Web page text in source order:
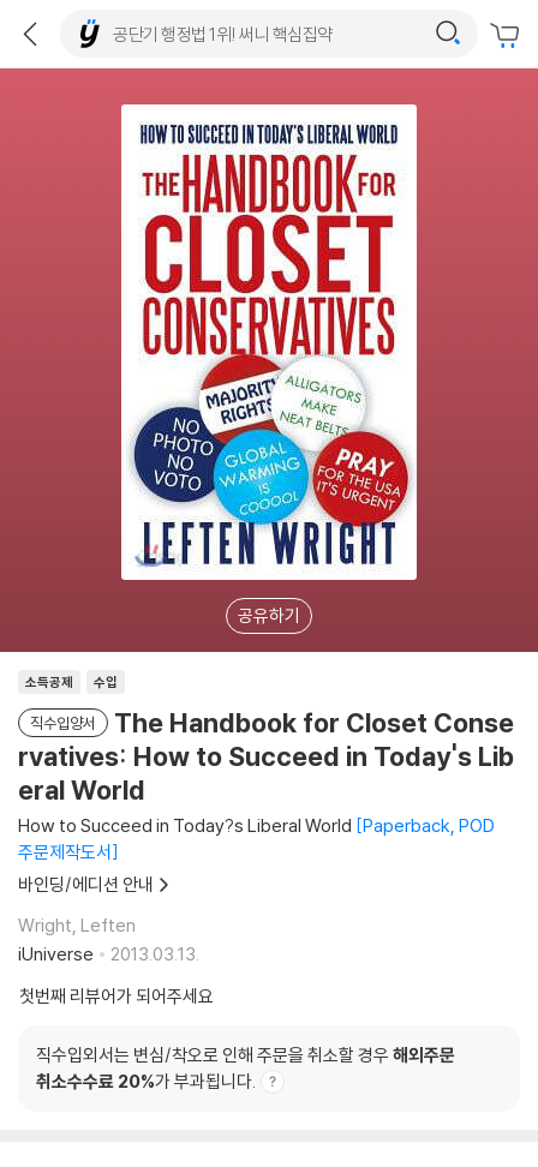
공유하기
소득공제 수입
직수입양서
The Handbook for Closet Conse
rvatives: How to Succeed in Today's Lib
eral World
How to Succeed in Today?s Liberal World Paperback, POD
주문제작도서
바인딩/에디션 안내
Wright, Leften
iUniverse
2013.03.13.
첫번째 리뷰어가 되어주세요
직수입외서는 변심/착오로 인해 주문을 취소할 경우 해외주문
취소수수료 20%가 부과됩니다.